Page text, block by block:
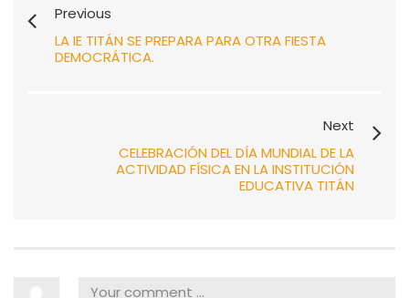
Previous
LA IE TITÁN SE PREPARA PARA OTRA FIESTA
DEMOCRÁTICA.
Next
CELEBRACIÓN DEL DÍA MUNDIAL DE LA
ACTIVIDAD FÍSICA EN LA INSTITUCIÓN
EDUCATIVA TITÁN